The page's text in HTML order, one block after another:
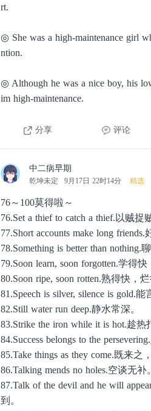
rt.
◎ She was a high-maintenance girl
ntion.
◎ Although he was a nice boy, his
im high-maintenance.
分享 评论
中二病早期
乾坤未定 9月17日 22时14分 精选
76～100莫得啦～
76.Set a thief to catch a thief.以贼捉
77.Short accounts make long friends.
78.Something is better than nothing.
79.Soon learn, soon forgotten.学得快
80.Soon ripe, soon rotten.熟得快，烂
81.Speech is silver, silence is gold.
82.Still water run deep.静水常深。
83.Strike the iron while it is hot.趁热
84.Success belongs to the
85.Take things as they come.既来之
86.Talking mends no holes.空谈无补。
87.Talk of the devil and he will
到。